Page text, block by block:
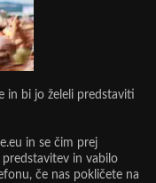
in bi jo želeli predstaviti
in se čim prej
in vabilo
če nas pokličete na